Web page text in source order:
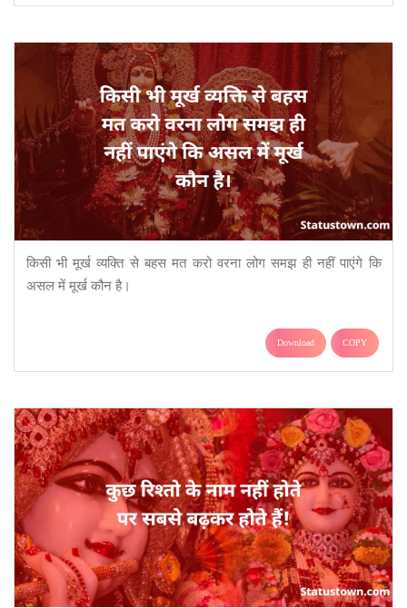
किसी भी मूर्ख व्यक्ति से बहस मत करो वरना लोग समझ ही नहीं पाएंगे कि
असल में मूर्ख कौन है।
Download COPY